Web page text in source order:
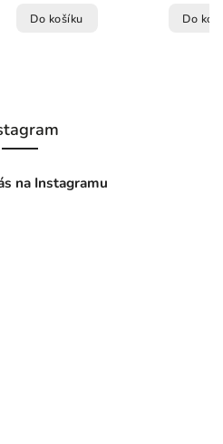
Do košíku Do
na Instagramu